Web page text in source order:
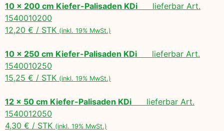
10 x 200 cm Kiefer-Palisaden KDi lieferbar Art.
1540010200
12,20 € / STK (inkl. 19% MwSt.)
10 x 250 cm Kiefer-Palisaden KDi lieferbar Art.
1540010250
15,25 € / STK (inkl. 19% MwSt.)
12 x 50 cm Kiefer-Palisaden KDi lieferbar Art.
1540012050
4,30 € / STK (inkl. 19% MwSt.)